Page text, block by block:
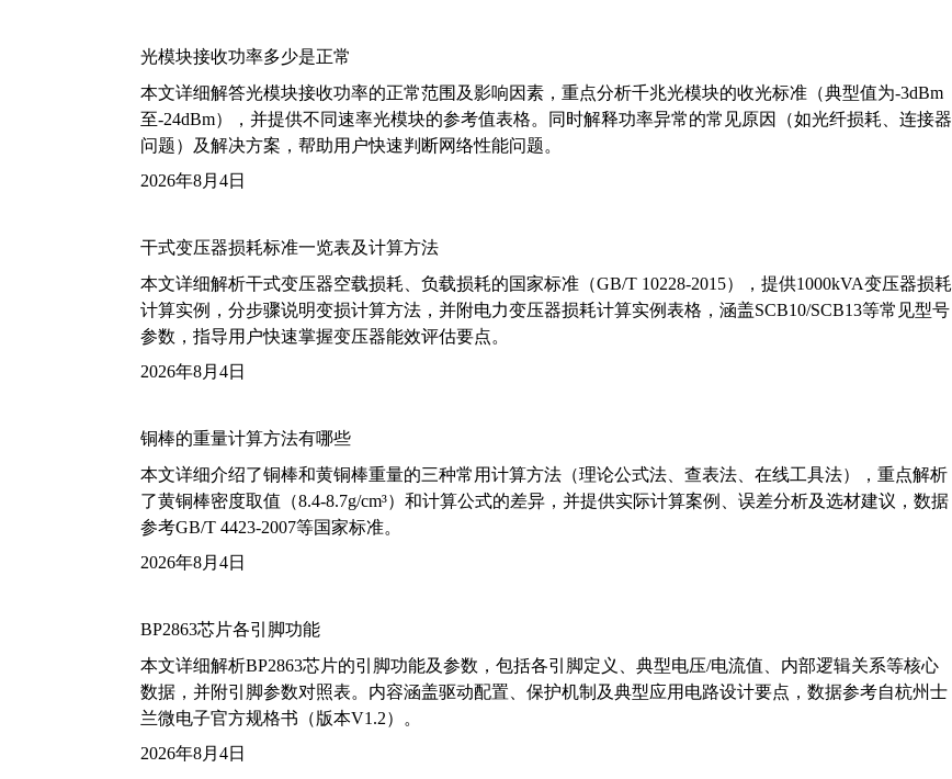
光模块接收功率多少是正常
本文详细解答光模块接收功率的正常范围及影响因素，重点分析千兆光模块的收光标准（典型值为-3dBm
至-24dBm），并提供不同速率光模块的参考值表格。同时解释功率异常的常见原因（如光纤损耗、连接器
问题）及解决方案，帮助用户快速判断网络性能问题。
2026年8月4日
干式变压器损耗标准一览表及计算方法
本文详细解析干式变压器空载损耗、负载损耗的国家标准（GB/T 10228-2015），提供1000kVA变压器损耗
计算实例，分步骤说明变损计算方法，并附电力变压器损耗计算实例表格，涵盖SCB10/SCB13等常见型号
参数，指导用户快速掌握变压器能效评估要点。
2026年8月4日
铜棒的重量计算方法有哪些
本文详细介绍了铜棒和黄铜棒重量的三种常用计算方法（理论公式法、查表法、在线工具法），重点解析
了黄铜棒密度取值（8.4-8.7g/cm³）和计算公式的差异，并提供实际计算案例、误差分析及选材建议，数据
参考GB/T 4423-2007等国家标准。
2026年8月4日
BP2863芯片各引脚功能
本文详细解析BP2863芯片的引脚功能及参数，包括各引脚定义、典型电压/电流值、内部逻辑关系等核心
数据，并附引脚参数对照表。内容涵盖驱动配置、保护机制及典型应用电路设计要点，数据参考自杭州士
兰微电子官方规格书（版本V1.2）。
2026年8月4日